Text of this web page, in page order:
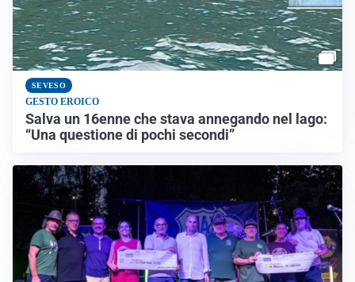
SEVESO
GESTO EROICO
Salva un 16enne che stava annegando nel lago:
“Una questione di pochi secondi”